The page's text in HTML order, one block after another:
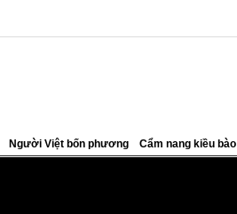
Người Việt bốn phương Cẩm nang kiều bào